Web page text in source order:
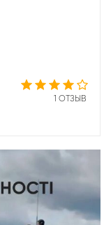
1 ОТЗЫВ